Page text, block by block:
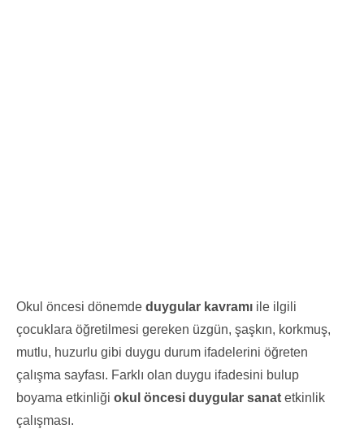
Okul öncesi dönemde duygular kavramı ile ilgili
çocuklara öğretilmesi gereken üzgün, şaşkın, korkmuş,
mutlu, huzurlu gibi duygu durum ifadelerini öğreten
çalışma sayfası. Farklı olan duygu ifadesini bulup
boyama etkinliği okul öncesi duygular sanat etkinlik
çalışması.